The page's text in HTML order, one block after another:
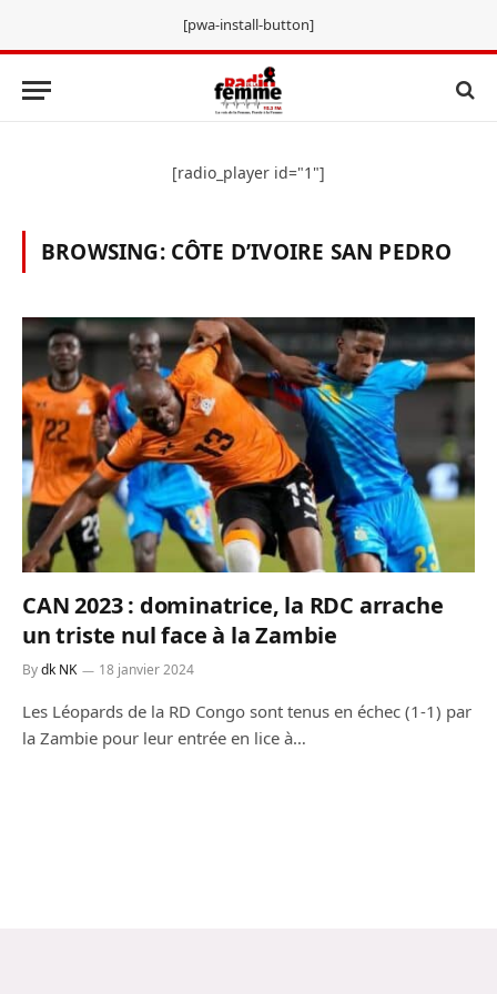
[pwa-install-button]
[radio_player id="1"]
BROWSING: CÔTE D’IVOIRE SAN PEDRO
CAN 2023 : dominatrice, la RDC arrache
un triste nul face à la Zambie
Bydk NK 18 janvier 2024
Les Léopards de la RD Congo sont tenus en échec (1-1) par
la Zambie pour leur entrée en lice à…